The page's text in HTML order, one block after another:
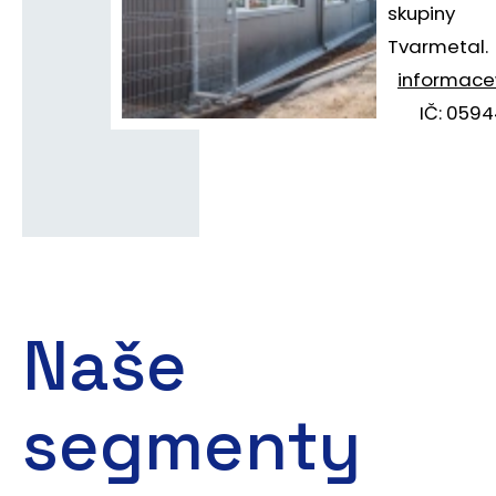
skupiny
Tvarmetal.
informace
IČ:
Naše
segmenty